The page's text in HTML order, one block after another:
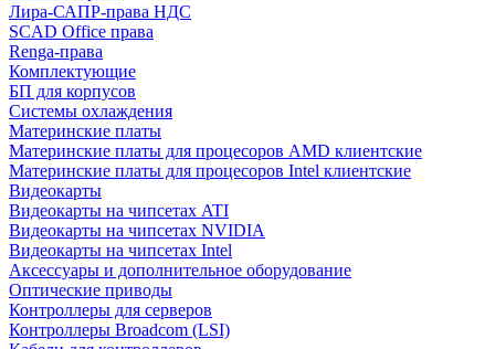
Лира-САПР-права НДС
SCAD Office права
Renga-права
Комплектующие
БП для корпусов
Системы охлаждения
Материнские платы
Материнские платы для процесоров AMD клиентские
Материнские платы для процесоров Intel клиентские
Видеокарты
Видеокарты на чипсетах ATI
Видеокарты на чипсетах NVIDIA
Видеокарты на чипсетах Intel
Аксессуары и дополнительное оборудование
Оптические приводы
Контроллеры для серверов
Контроллеры Broadcom (LSI)